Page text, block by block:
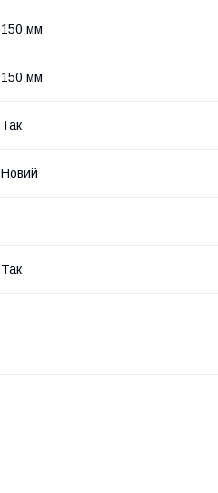
150 мм
150 мм
Так
Новий
Так